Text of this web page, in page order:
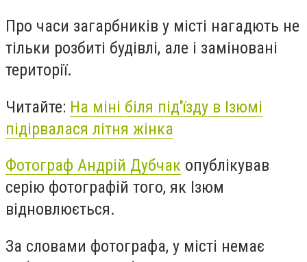
Про часи загарбників у місті нагадють не
тільки розбиті будівлі, але і заміновані
території.
Читайте: На міні біля під'їзду в Ізюмі
підірвалася літня жінка
Фотограф Андрій Дубчак опублікував
серію фотографій того, як Ізюм
відновлюється.
За словами фотографа, у місті немає